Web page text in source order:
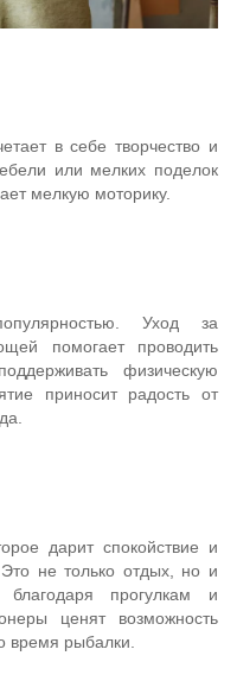
в себе творчество и
или мелких поделок
мелкую моторику.
Уход за
помогает проводить
физическую
приносит радость от
дарит спокойствие и
не только отдых, но и
благодаря прогулкам и
ценят возможность
рыбалки.